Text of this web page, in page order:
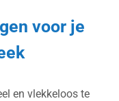
voor je
en vlekkeloos te